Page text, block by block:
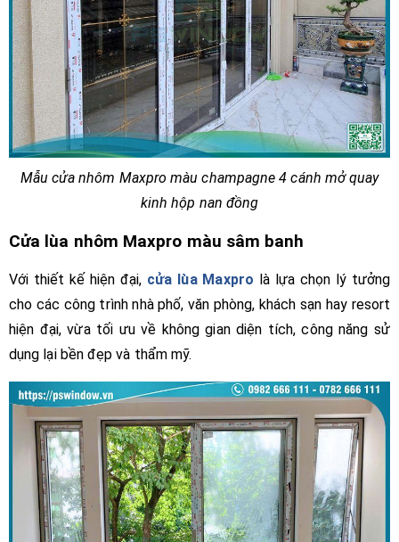
Mẫu cửa nhôm Maxpro màu champagne 4 cánh mở quay
kinh hộp nan đồng
Cửa lùa nhôm Maxpro màu sâm banh
Với thiết kế hiện đại, cửa lùa Maxpro là lựa chọn lý tưởng
cho các công trình nhà phố, văn phòng, khách sạn hay resort
hiện đại, vừa tối ưu về không gian diện tích, công năng sử
dụng lại bền đẹp và thẩm mỹ.